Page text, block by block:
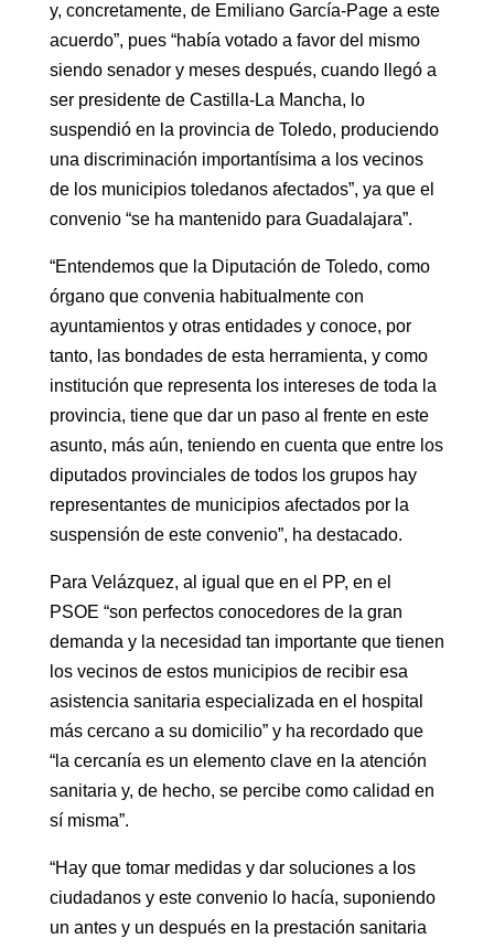
y, concretamente, de Emiliano García-Page a este
acuerdo”, pues “había votado a favor del mismo
siendo senador y meses después, cuando llegó a
ser presidente de Castilla-La Mancha, lo
suspendió en la provincia de Toledo, produciendo
una discriminación importantísima a los vecinos
de los municipios toledanos afectados”, ya que el
convenio “se ha mantenido para Guadalajara”.
“Entendemos que la Diputación de Toledo, como
órgano que convenia habitualmente con
ayuntamientos y otras entidades y conoce, por
tanto, las bondades de esta herramienta, y como
institución que representa los intereses de toda la
provincia, tiene que dar un paso al frente en este
asunto, más aún, teniendo en cuenta que entre los
diputados provinciales de todos los grupos hay
representantes de municipios afectados por la
suspensión de este convenio”, ha destacado.
Para Velázquez, al igual que en el PP, en el
PSOE “son perfectos conocedores de la gran
demanda y la necesidad tan importante que tienen
los vecinos de estos municipios de recibir esa
asistencia sanitaria especializada en el hospital
más cercano a su domicilio” y ha recordado que
“la cercanía es un elemento clave en la atención
sanitaria y, de hecho, se percibe como calidad en
sí misma”.
“Hay que tomar medidas y dar soluciones a los
ciudadanos y este convenio lo hacía, suponiendo
un antes y un después en la prestación sanitaria